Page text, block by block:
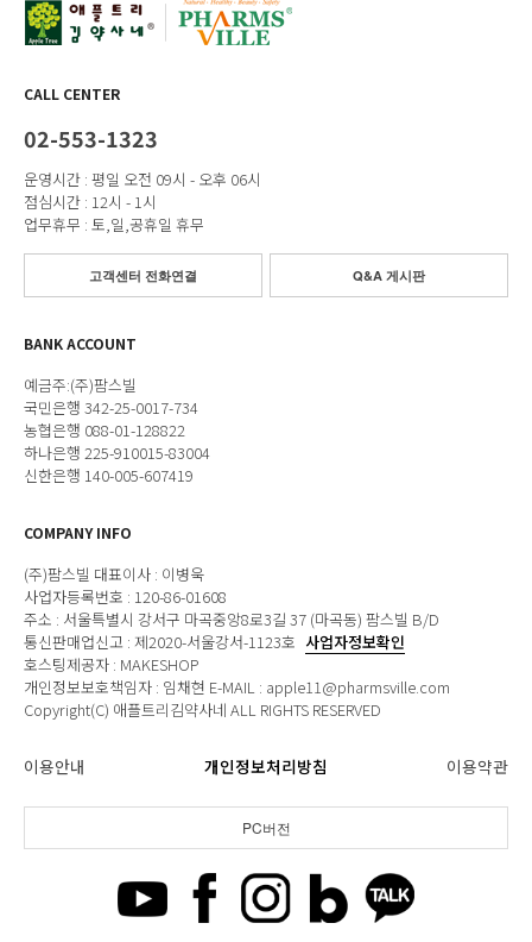
CALL CENTER
02-553-1323
운영시간 : 평일 오전 09시 - 오후 06시
점심시간 : 12시 - 1시
업무휴무 : 토,일,공휴일 휴무
고객센터 전화연결 Q&A 게시판
BANK ACCOUNT
예금주:(주)팜스빌
국민은행 342-25-0017-734
농협은행 088-01-128822
하나은행 225-910015-83004
신한은행 140-005-607419
COMPANY INFO
(주)팜스빌 대표이사 : 이병욱
사업자등록번호 : 120-86-01608
주소 : 서울특별시 강서구 마곡중앙8로3길 37 (마곡동) 팜스빌 B/D
통신판매업신고 : 제2020-서울강서-1123호 사업자정보확인
호스팅제공자 : MAKESHOP
개인정보보호책임자 : 임채현 E-MAIL : apple11@pharmsville.com
Copyright(C) 애플트리김약사네 ALL RIGHTS RESERVED
이용안내 개인정보처리방침 이용약관
PC버전